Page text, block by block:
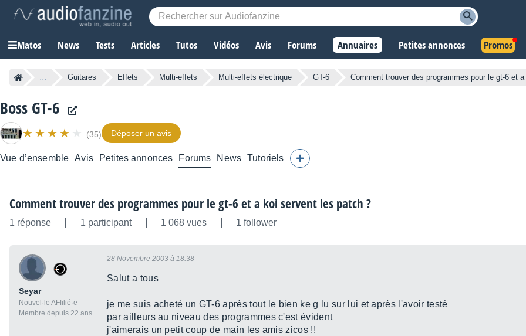
Matos News Tests Articles Tutos Vidéos Avis Forums Annuaires Petites annonces Promos
... Guitares Effets Multi-effets Multi-effets électrique GT-6 Comment trouver des programmes pour le gt-6 et
Boss GT-6
(35) Déposer un avis
Vue d’ensemble Avis Petites annonces Forums News Tutoriels
Comment trouver des programmes pour le gt-6 et a koi servent les patch ?
1 réponse 1 participant 1 068 vues 1 follower
Seyar
Nouvel·le AFfilié·e
Membre depuis 22 ans
28 Novembre 2003 à 18:38
Salut a tous
je me suis acheté un GT-6 après tout le bien ke g lu sur lui et après l'avoir testé
par ailleurs au niveau des programmes c'est évident
j'aimerais un petit coup de main les amis zicos !!